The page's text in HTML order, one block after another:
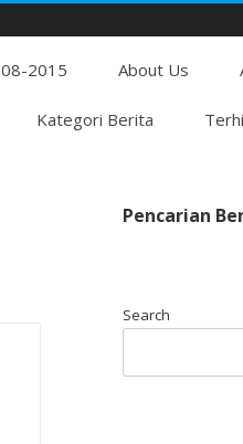
to
2015 About Us
Kategori Berita
Pencarian
Search